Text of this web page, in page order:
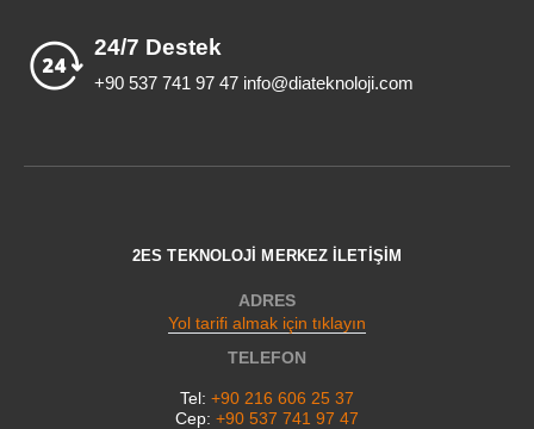
24/7 Destek
+90 537 741 97 47 info@diateknoloji.com
2ES TEKNOLOJİ MERKEZ İLETİŞİM
ADRES
Yol tarifi almak için tıklayın
TELEFON
Tel: +90 216 606 25 37
Cep: +90 537 741 97 47